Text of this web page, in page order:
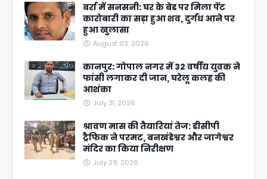
बर्रा में सनसनी: घर के बेड पर मिला पेंट
कारोबारी का सड़ा हुआ शव, दुर्गंध आने पर
हुआ खुलासा
August 03, 2026
कानपुर: गोपाल नगर में 32 वर्षीय युवक ने
फांसी लगाकर दी जान, घरेलू कलह की
आशंका
July 31, 2026
श्रावण मास की तैयारियां तेज: डीसीपी
ट्रैफिक ने परमट, बनखंडेश्वर और जागेश्वर
मंदिर का किया निरीक्षण
July 29, 2026